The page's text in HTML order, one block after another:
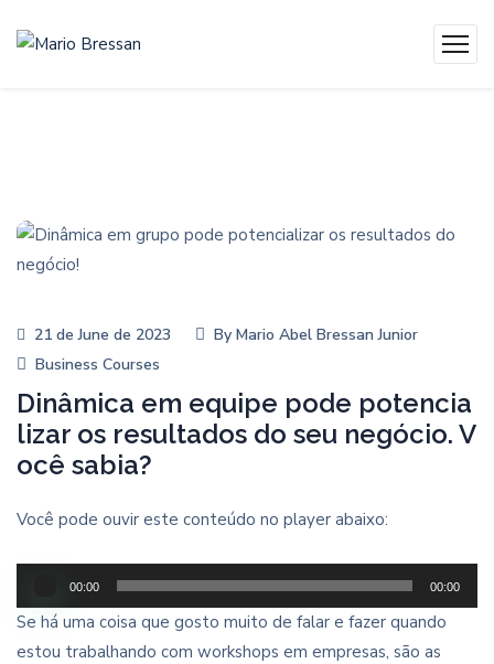
21 de June de 2023 By Mario Abel Bressan Junior
Business Courses
Dinâmica em equipe pode potencia
lizar os resultados do seu negócio. V
ocê sabia?
Você pode ouvir este conteúdo no player abaixo:
Player
00:00 00:00
Se há uma coisa que gosto muito de falar e fazer quando
estou trabalhando com workshops em empresas, são as